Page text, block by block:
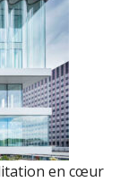
en cœur